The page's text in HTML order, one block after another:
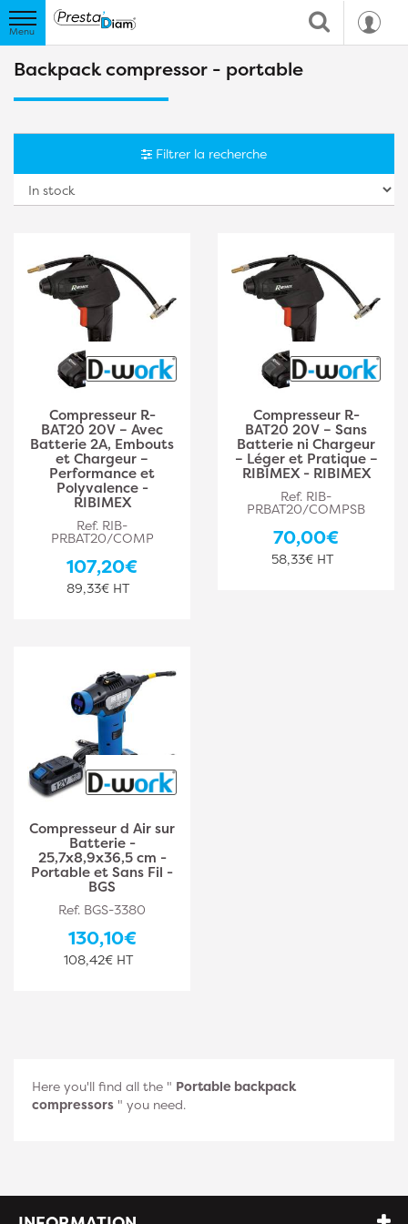
Backpack compressor - portable
Filtrer la recherche
Compresseur R-
BAT20 20V – Avec
Batterie 2A, Embouts
et Chargeur –
Performance et
Polyvalence -
RIBIMEX
Ref. RIB-
PRBAT20/COMP
107,20€
89,33€ HT
Compresseur R-
BAT20 20V – Sans
Batterie ni Chargeur
– Léger et Pratique –
RIBIMEX - RIBIMEX
Ref. RIB-
PRBAT20/COMPSB
70,00€
58,33€ HT
Compresseur d Air sur
Batterie -
25,7x8,9x36,5 cm -
Portable et Sans Fil -
BGS
Ref. BGS-3380
130,10€
108,42€ HT
Here you'll find all the " Portable backpack
compressors " you need.